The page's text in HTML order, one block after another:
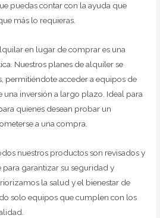
puedas contar con la ayuda que
más lo requieras.
en lugar de comprar es una
Nuestros planes de alquiler se
permitiéndote acceder a equipos de
una inversión a largo plazo. Ideal para
quienes desean probar un
a una compra.
nuestros productos son revisados y
garantizar su seguridad y
la salud y el bienestar de
solo equipos que cumplen con los